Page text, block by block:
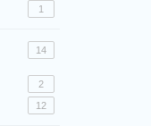
1
14
2
12